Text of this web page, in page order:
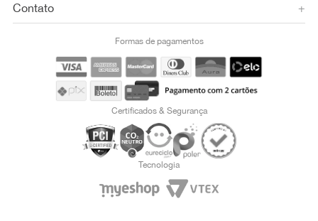
Contato +
Formas de pagamentos
Certificados & Segurança
Tecnologia